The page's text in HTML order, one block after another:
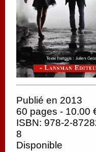
Publié en 2013
60 pages - 10.00
ISBN: 978-2-
8
Disponible